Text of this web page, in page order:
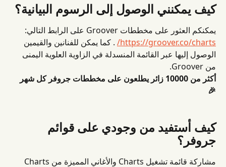
كيف يمكنني الوصول إلى الرسوم البيانية؟
يمكنكم العثور على مخططات Groover على الرابط التالي:
https://groover.co/charts/ . كما يمكن للفنانين والقيمين
الوصول إليها عبر القائمة المنسدلة في الزاوية العلوية اليمنى
من Groover.
أكثر من 10000 زائر يطلعون على مخططات جروفر كل شهر
🎉
كيف أستفيد من وجودي على قوائم
جروفر؟